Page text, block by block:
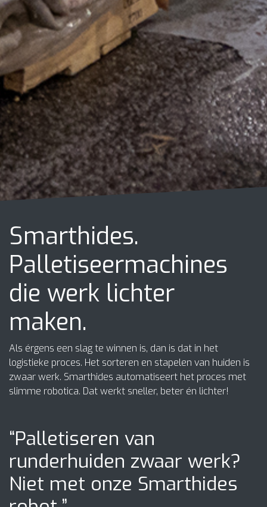
Smarthides.
Palletiseermachines
die werk lichter
maken.
Als érgens een slag te winnen is, dan is dat in het
logistieke proces. Het sorteren en stapelen van huiden is
zwaar werk. Smarthides automatiseert het proces met
slimme robotica. Dat werkt sneller, beter én lichter!
“Palletiseren van
runderhuiden zwaar werk?
Niet met onze Smarthides